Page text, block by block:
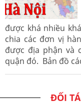
được khá nhiều
chia các đơn vị
được địa phận và
quận đó. Bản đồ
ĐỐI